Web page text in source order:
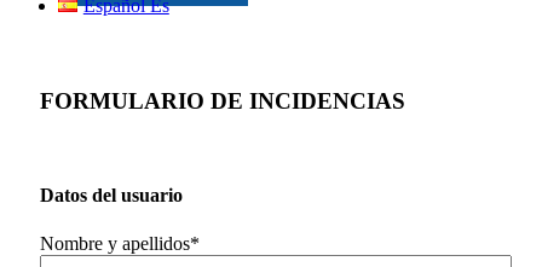
Español Es
FORMULARIO DE INCIDENCIAS
Datos del usuario
Nombre y apellidos*